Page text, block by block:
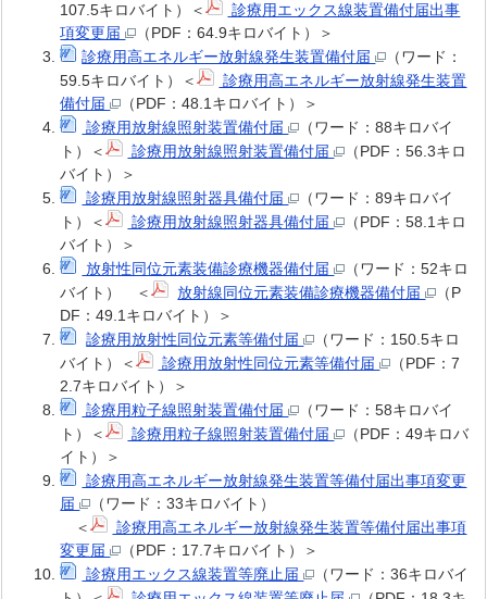
107.5キロバイト）＜
診療用エックス線装置備付届出事
項変更届
（PDF：64.9キロバイト）＞
診療用高エネルギー放射線発生装置備付届
（ワード：
59.5キロバイト）＜
診療用高エネルギー放射線発生装置
備付届
（PDF：48.1キロバイト）＞
診療用放射線照射装置備付届
（ワード：88キロバイ
ト）＜
診療用放射線照射装置備付届
（PDF：56.3キロ
バイト）＞
診療用放射線照射器具備付届
（ワード：89キロバイ
ト）＜
診療用放射線照射器具備付届
（PDF：58.1キロ
バイト）＞
放射性同位元素装備診療機器備付届
（ワード：52キロ
バイト） ＜
放射線同位元素装備診療機器備付届
（P
DF：49.1キロバイト）＞
診療用放射性同位元素等備付届
（ワード：150.5キロ
バイト）＜
診療用放射性同位元素等備付届
（PDF：7
2.7キロバイト）＞
診療用粒子線照射装置備付届
（ワード：58キロバイ
ト）＜
診療用粒子線照射装置備付届
（PDF：49キロバ
イト）＞
診療用高エネルギー放射線発生装置等備付届出事項変更
届
（ワード：33キロバイト）
＜
診療用高エネルギー放射線発生装置等備付届出事項
変更届
（PDF：17.7キロバイト）＞
診療用エックス線装置等廃止届
（ワード：36キロバイ